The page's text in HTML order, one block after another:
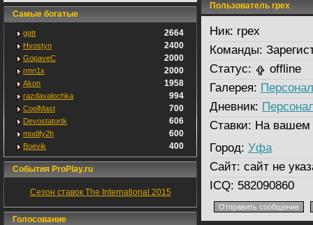
Самые богатые
ggtt 2664
Hvostyn 2400
GopaveC 2000
rmn1x 2000
Akon 1958
razdavalochka 994
CoolMast 700
Devostatortk 606
modify2h 600
Boevik 400
События ProPlay.ru
Сезон ставок The International 2015
Голосование
Пользователь rpex
Ник: rpex
Команды:
Статус:
offline
Галерея:
Дневник:
Ставки: На вашем
Город: Уфа
Сайт: сайт не
ICQ: 582090860